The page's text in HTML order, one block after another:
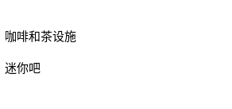
咖啡和茶设施
迷你吧